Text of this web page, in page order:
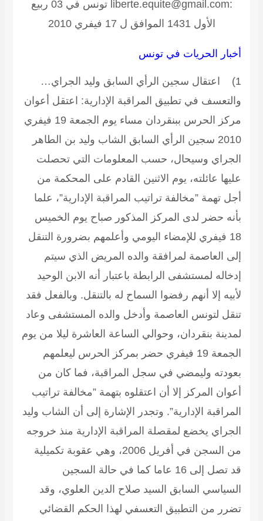
:liberte.equite@gmail.com تونس في 03 ربيع
الأول 1431 الموافق ل 17 فيفري 2010
أخبار الحريات في تونس
1) اعتقال سجين الرأي السابق وليد الجراي…
والتعسف في تطبيق المراقبة الإدارية: اعتقل أعوان
مركز الحرس ببنقردان مساء يوم الجمعة 19 فيفري
2010 سجين الرأي السابق الشاب وليد بن الطاهر
الجراي وسيحال، حسب المعلومات التي تحصلت
عليها عائلته، يوم الاثنين القادم على المحكمة من
أجل تهمة ”مخالفة تراتيب المراقبة الإدارية”، علما
بأنه حضر لدى المركز المذكور صباح يوم الخميس
18 فيفري للإمضاء اليومي وأعلمهم بضرورة التنقل
إلى العاصمة لمرافقة والده المريض الذي سيتم
إدخاله لمستشفى الرابطة باعتبار أنه الابن الوحيد
لأبيه إلا أنهم رفضوا السماح له بالتنقل. وبالفعل فقد
تنقل لتونس العاصمة وأدخل والده المستشفى وعاد
لمدينة بنقردان، وحوالي الساعة العاشرة ليلا من يوم
الجمعة 19 فيفري حضر بمركز الحرس ليعلمهم
بعودته وليمضي في سجل المراقبة، فما كان من
أعوان المركز إلا أن اعتقلوه بتهمة ”مخالفة تراتيب
المراقبة الإدارية”. وتجدر الإشارة إلى أن الشاب وليد
الجراي يخضع لمقصلة المراقبة الإدارية منذ خروجه
من السجن في أفريل 2006، وهي عقوبة تكميلية
قد تصل إلى 16 عاما كما في حالة السجين
السياسي السابق السيد صلاح الدين العلوي، وقد
تضرر من التطبيق التعسفي لهذا الحكم القضائي